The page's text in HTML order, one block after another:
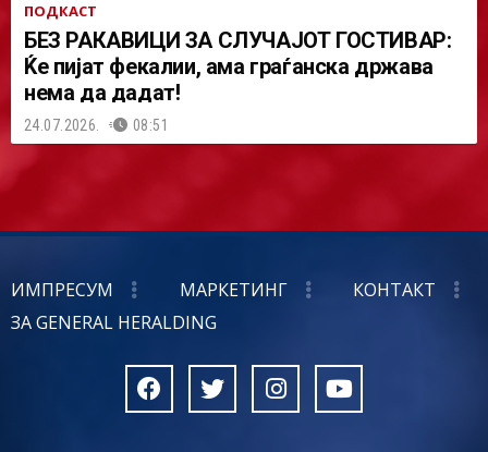
ПОДКАСТ
БЕЗ РАКАВИЦИ ЗА СЛУЧАЈОТ ГОСТИВАР:
Ќе пијат фекалии, ама граѓанска држава
нема да дадат!
24.07.2026. 08:51
ИМПРЕСУМ МАРКЕТИНГ
КОНТАКТ
ЗА GENERAL HERALDING